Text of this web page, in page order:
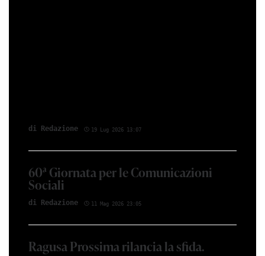
di Redazione 19 Lug 2026 13:07
60ª Giornata per le Comunicazioni
Sociali
di Redazione 11 Mag 2026 23:05
Ragusa Prossima rilancia la sfida.